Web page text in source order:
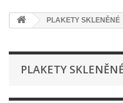
PLAKETY SKLENĚNÉ
PLAKETY